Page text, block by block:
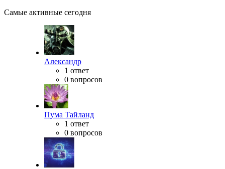
Самые активные сегодня
Александр
1 ответ
0 вопросов
Пума Тайланд
1 ответ
0 вопросов